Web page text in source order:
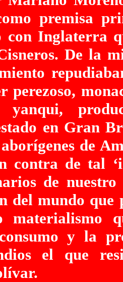
premisa
con Inglaterra
De la
perezoso,
yanqui,
en Gran
de
contra de tal
de
del mundo
materialismo
y la
el que